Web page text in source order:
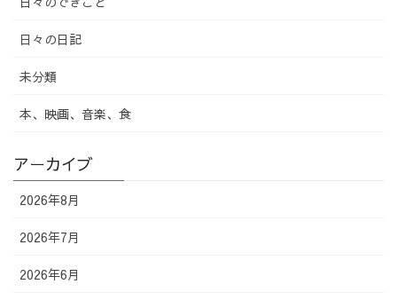
日々の日記
未分類
本、映画、音楽、食
アーカイブ
2026年8月
2026年7月
2026年6月